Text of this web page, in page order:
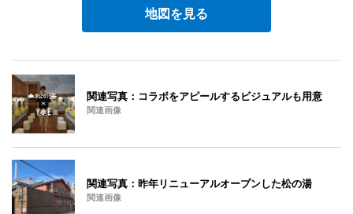
地図を見る
関連写真：コラボをアピールするビジュアルも用意
関連画像
関連写真：昨年リニューアルオープンした松の湯
関連画像